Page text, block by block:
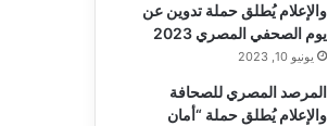
والإعلام يُطلق حملة تدوين عن
يوم الصحفي المصري 2023
يونيو 10, 2023
المرصد المصري للصحافة
والإعلام يُطلق حملة “أمان